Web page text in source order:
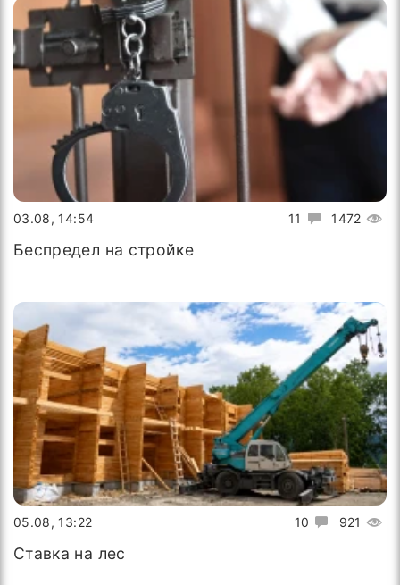
11 1472
03.08, 14:54
Беспредел на стройке
10 921
05.08, 13:22
Ставка на лес